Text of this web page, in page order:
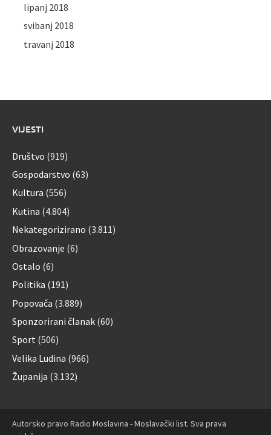
lipanj 2018
svibanj 2018
travanj 2018
VIJESTI
Društvo (919)
Gospodarstvo (63)
Kultura (556)
Kutina (4.804)
Nekategorizirano (3.811)
Obrazovanje (6)
Ostalo (6)
Politika (191)
Popovača (3.889)
Sponzorirani članak (60)
Sport (506)
Velika Ludina (966)
Županija (3.132)
Autorsko pravo Radio Moslavina - Moslavački list. Sva prava